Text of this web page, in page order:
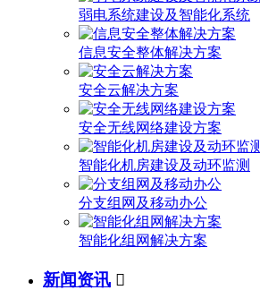
弱电系统建设及智能化系统
信息安全整体解决方案
安全云解决方案
安全无线网络建设方案
智能化机房建设及动环监测
分支组网及移动办公
智能化组网解决方案
新闻资讯 